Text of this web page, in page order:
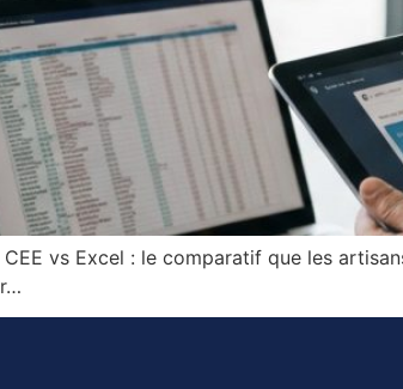
vs Excel : le comparatif que les